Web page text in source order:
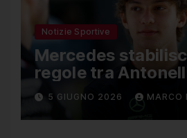
Notizie Sportive
Mercedes
regole tra
5 GIUGNO 2026 MARCO